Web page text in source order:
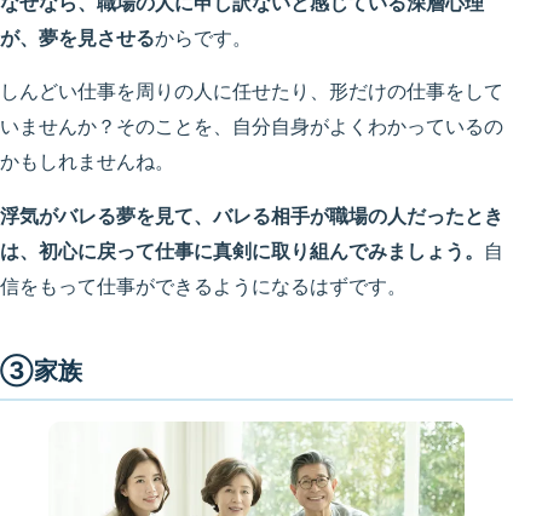
が、夢を見させるからです。
しんどい仕事を周りの人に任せたり、形だけの仕事をして
いませんか？そのことを、自分自身がよくわかっているの
かもしれませんね。
浮気がバレる夢を見て、バレる相手が職場の人だったとき
は、初心に戻って仕事に真剣に取り組んでみましょう。
自
信をもって仕事ができるようになるはずです。
③家族